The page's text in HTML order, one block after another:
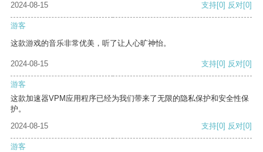
2024-08-15
支持[0] 反对[0]
游客
这款游戏的音乐非常优美，听了让人心旷神怡。
2024-08-15 支持[0] 反对[0]
游客
这款加速器VPM应用程序已经为我们带来了无限的隐私保护和安全性保
护。
2024-08-15
支持[0] 反对[0]
游客